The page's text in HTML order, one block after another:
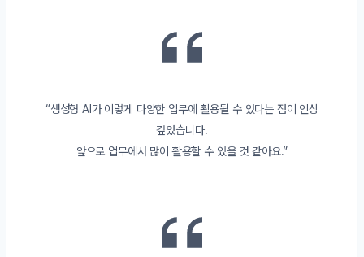
“생성형 AI가 이렇게 다양한 업무에 활용될 수 있다는 점이 인상
깊었습니다.
앞으로 업무에서 많이 활용할 수 있을 것 같아요.”